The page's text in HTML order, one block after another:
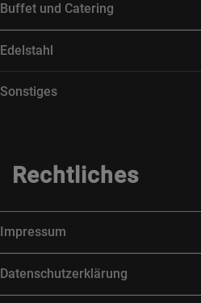
Buffet und Catering
Edelstahl
Sonstiges
Rechtliches
Impressum
Datenschutzerklärung